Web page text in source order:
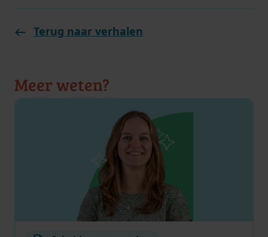
Terug naar verhalen
Meer weten?